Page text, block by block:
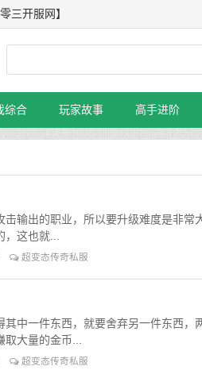
三开服网】
综合 玩家故事 高手进阶
输出的职业，所以要升级难度是非
这也就...
超变态传奇私服
中一件东西，就要舍弃另一件东西，
大量的金币...
超变态传奇私服